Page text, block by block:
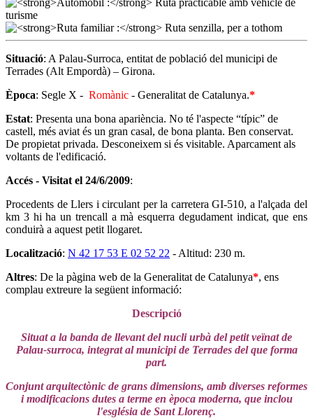
Situació: A Palau-Surroca, entitat de població del municipi de
Terrades (Alt Empordà) – Girona.
Època: Segle X - Romànic - Generalitat de Catalunya.*
Estat: Presenta una bona apariència. No té l'aspecte “típic” de
castell, més aviat és un gran casal, de bona planta. Ben conservat.
De propietat privada. Desconeixem si és visitable. Aparcament als
voltants de l'edificació.
Accés - Visitat el 24/6/2009:
Procedents de Llers i circulant per la carretera GI-510, a l'alçada del
km 3 hi ha un trencall a mà esquerra degudament indicat, que ens
conduirà a aquest petit llogaret.
Localització: N 42 17 53 E 02 52 22 - Altitud: 230 m.
Altres: De la pàgina web de la Generalitat de Catalunya*, ens
complau extreure la següent informació:
Descripció
Situat a la banda de llevant del nucli urbà del petit veïnat de
Palau-surroca, integrat al municipi de Terrades del que forma
part.
Conjunt arquitectònic de grans dimensions, amb diverses reformes
i modificacions dutes a terme en època moderna, que inclou
l'església de Sant Llorenç.